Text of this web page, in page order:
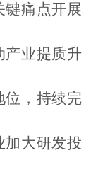
键痛点开展
产业提质升
位，持续完
加大研发投